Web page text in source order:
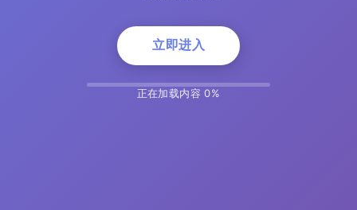
立即进入
正在加载内容 5%